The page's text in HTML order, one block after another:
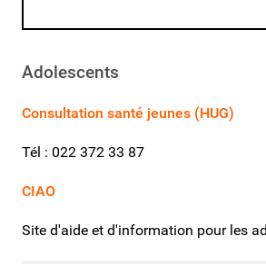
Adolescents
Consultation santé jeunes (HUG)
Tél : 022 372 33 87
CIAO
Site d'aide et d'information pour les